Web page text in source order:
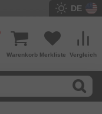
DE
Vergleich
Merkliste
Warenkorb